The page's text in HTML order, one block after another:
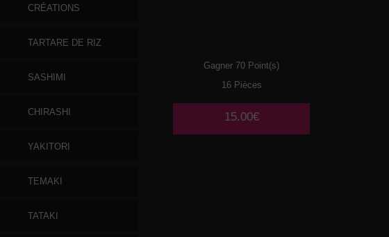
CRÉATIONS
TARTARE DE RIZ
SASHIMI
CHIRASHI
YAKITORI
TEMAKI
TATAKI
Gagner 70 Point(s)
16 Pièces
15.00€